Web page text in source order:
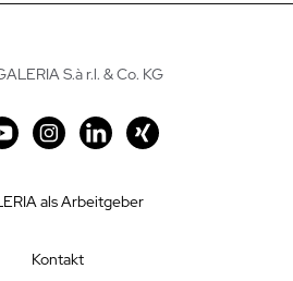
S.à r.l. & Co. KG
als Arbeitgeber
Kontakt